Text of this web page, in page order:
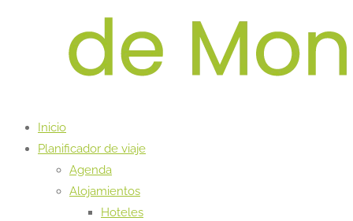
Inicio
Planificador de viaje
Agenda
Alojamientos
Hoteles